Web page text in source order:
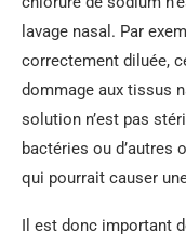
lavage nasal. Par
correctement diluée,
dommage aux tissus
solution n’est pas
bactéries ou d’autres
qui pourrait causer
Il est donc important